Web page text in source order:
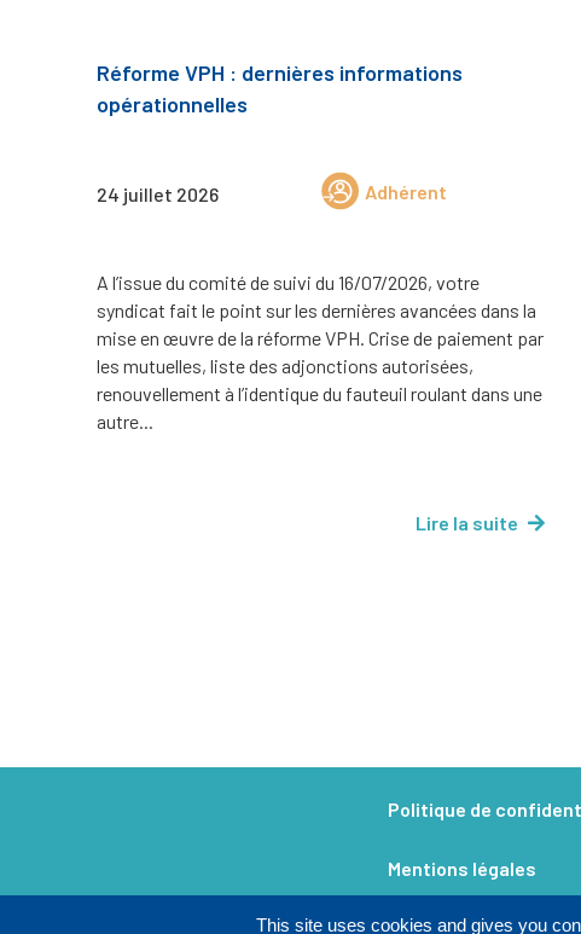
Réforme VPH : dernières informations
opérationnelles
24 juillet 2026 Adhérent
A l’issue du comité de suivi du 16/07/2026, votre
syndicat fait le point sur les dernières avancées dans la
mise en œuvre de la réforme VPH. Crise de paiement par
les mutuelles, liste des adjonctions autorisées,
renouvellement à l’identique du fauteuil roulant dans une
autre...
Lire la suite
Politique de
Mentions légales​
This site uses cookies and gives you